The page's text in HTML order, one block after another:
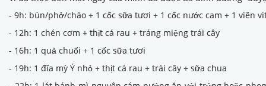
- 9h: bún/phở/cháo + 1 cốc sữa tươi + 1 cốc nước cam + 1 viên
- 12h: 1 chén cơm + thịt cá rau + tráng miệng trái cây
- 16h: 1 quả chuối + 1 cốc sữa tươi
- 19h: 1 đĩa mỳ Ý nhỏ + thịt cá rau + trái cây + sữa chua